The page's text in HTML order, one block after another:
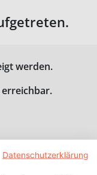
werden.
Datenschutzerklärung